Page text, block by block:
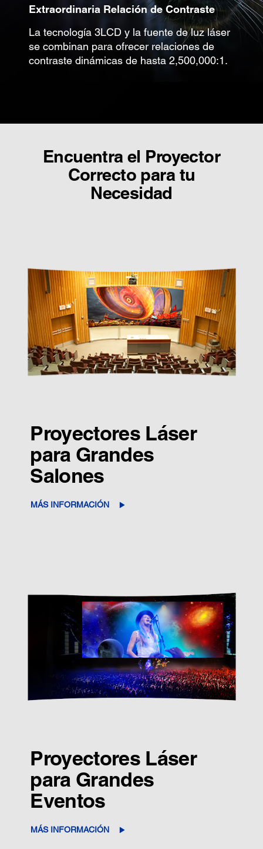
Extraordinaria Relación de Contraste
La tecnología 3LCD y la fuente de luz láser
se combinan para ofrecer relaciones de
contraste dinámicas de hasta 2,500,000:1.
Encuentra el Proyector
Correcto para tu
Necesidad
Proyectores Láser
para Grandes
Salones
MÁS INFORMACIÓN
Proyectores Láser
para Grandes
Eventos
MÁS INFORMACIÓN